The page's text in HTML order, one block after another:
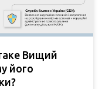
Вищий
його